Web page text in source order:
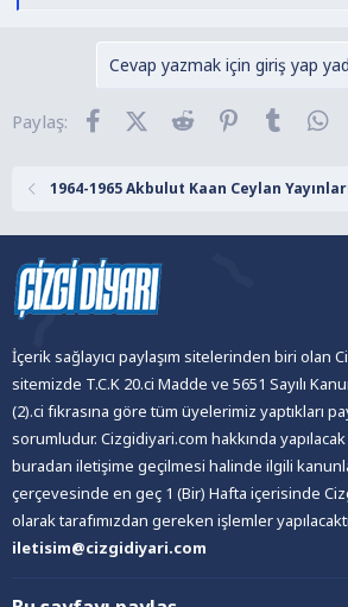
e
Cevap yazmak için giriş yap
Paylaş: FacebookX (Twitter)
Reddit Pinterest
Tumblr
1964-1965 Akbulut Kaan Ceylan
İçerik sağlayıcı paylaşım sitelerinden biri olan
sitemizde T.C.K 20.ci Madde ve 5651 Sayılı
(2).ci fıkrasına göre tüm üyelerimiz yaptıkları
sorumludur. Cizgidiyari.com hakkında
buradan iletişime geçilmesi halinde ilgili
çerçevesinde en geç 1 (Bir) Hafta içerisinde
olarak tarafımızdan gereken işlemler
iletisim@cizgidiyari.com